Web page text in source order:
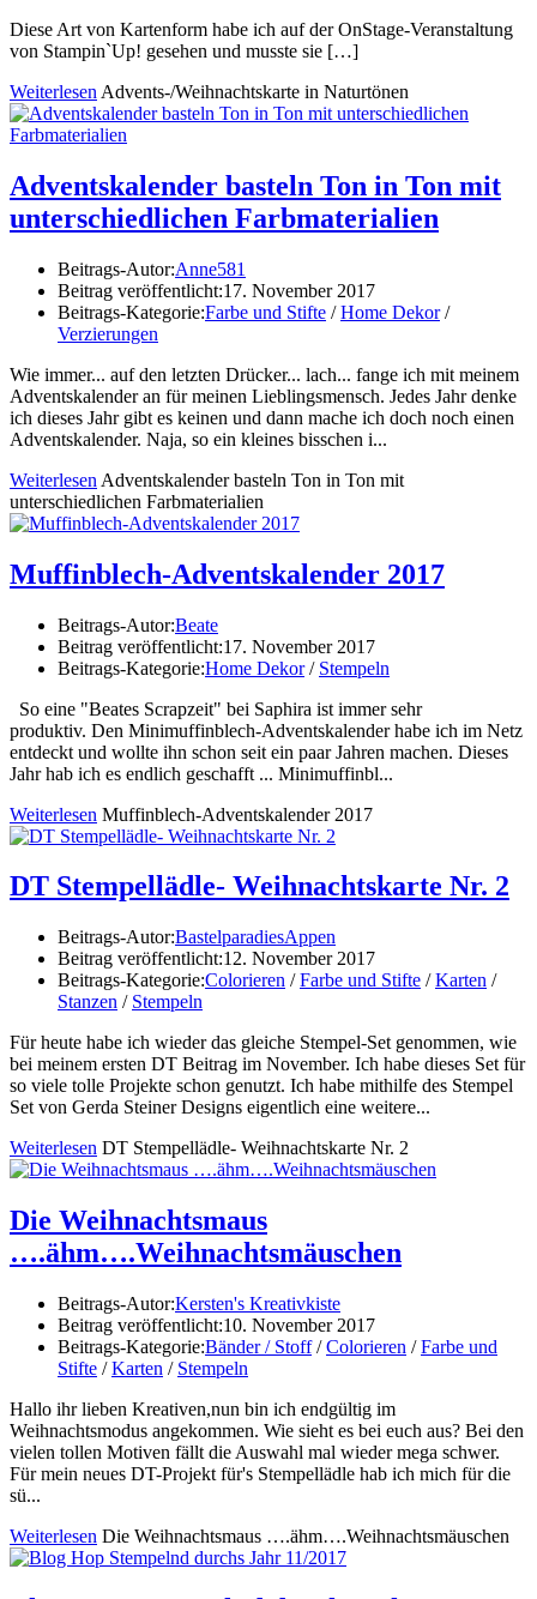
Diese Art von Kartenform habe ich auf der OnStage-Veranstaltung
von Stampin`Up! gesehen und musste sie […]
Weiterlesen Advents-/Weihnachtskarte in Naturtönen
Adventskalender basteln Ton in Ton mit
unterschiedlichen Farbmaterialien
Beitrags-Autor:Anne581
Beitrag veröffentlicht:17. November 2017
Beitrags-Kategorie:Farbe und Stifte / Home Dekor /
Verzierungen
Wie immer... auf den letzten Drücker... lach... fange ich mit meinem
Adventskalender an für meinen Lieblingsmensch. Jedes Jahr denke
ich dieses Jahr gibt es keinen und dann mache ich doch noch einen
Adventskalender. Naja, so ein kleines bisschen i...
Weiterlesen Adventskalender basteln Ton in Ton mit
unterschiedlichen Farbmaterialien
Muffinblech-Adventskalender 2017
Beitrags-Autor:Beate
Beitrag veröffentlicht:17. November 2017
Beitrags-Kategorie:Home Dekor / Stempeln
So eine "Beates Scrapzeit" bei Saphira ist immer sehr
produktiv. Den Minimuffinblech-Adventskalender habe ich im Netz
entdeckt und wollte ihn schon seit ein paar Jahren machen. Dieses
Jahr hab ich es endlich geschafft ... Minimuffinbl...
Weiterlesen Muffinblech-Adventskalender 2017
DT Stempellädle- Weihnachtskarte Nr. 2
Beitrags-Autor:BastelparadiesAppen
Beitrag veröffentlicht:12. November 2017
Beitrags-Kategorie:Colorieren / Farbe und Stifte / Karten /
Stanzen / Stempeln
Für heute habe ich wieder das gleiche Stempel-Set genommen, wie
bei meinem ersten DT Beitrag im November. Ich habe dieses Set für
so viele tolle Projekte schon genutzt. Ich habe mithilfe des Stempel
Set von Gerda Steiner Designs eigentlich eine weitere...
Weiterlesen DT Stempellädle- Weihnachtskarte Nr. 2
Die Weihnachtsmaus
….ähm….Weihnachtsmäuschen
Beitrags-Autor:Kersten's Kreativkiste
Beitrag veröffentlicht:10. November 2017
Beitrags-Kategorie:Bänder / Stoff / Colorieren / Farbe und
Stifte / Karten / Stempeln
Hallo ihr lieben Kreativen,nun bin ich endgültig im
Weihnachtsmodus angekommen. Wie sieht es bei euch aus? Bei den
vielen tollen Motiven fällt die Auswahl mal wieder mega schwer.
Für mein neues DT-Projekt für's Stempellädle hab ich mich für die
sü...
Weiterlesen Die Weihnachtsmaus ….ähm….Weihnachtsmäuschen